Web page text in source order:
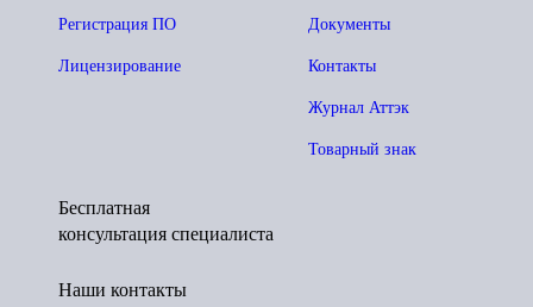
Документы
Контакты
Журнал Аттэк
Товарный знак
Регистрация ПО
Лицензирование
Бесплатная
консультация специалиста
Наши контакты